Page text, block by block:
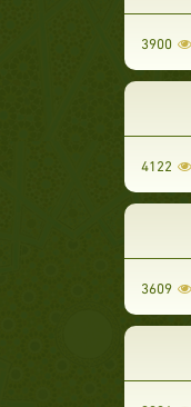
3900
4122
3609